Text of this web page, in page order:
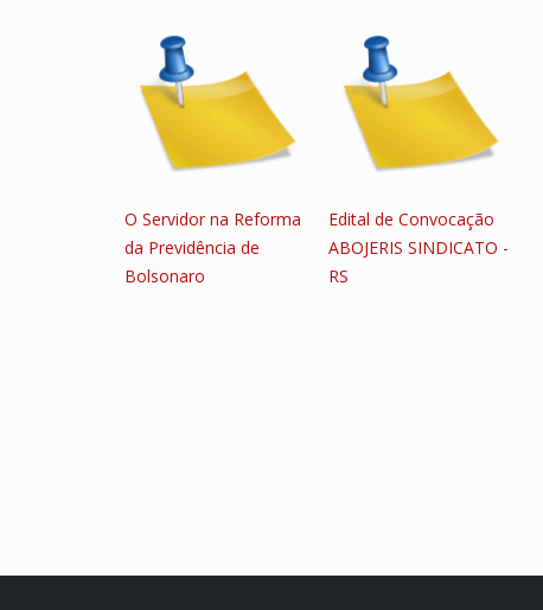
O Servidor na Reforma
da Previdência de
Bolsonaro
Edital de Convocação
ABOJERIS SINDICATO -
RS